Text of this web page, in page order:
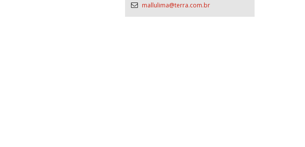
mallulima@terra.com.br